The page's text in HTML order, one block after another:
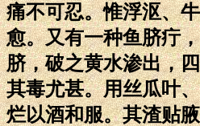
痛不可忍。惟浮沤、
愈。又有一种鱼脐疔
脐，破之黄水渗出，
其毒尤甚。用丝瓜叶
烂以酒和服。其渣贴